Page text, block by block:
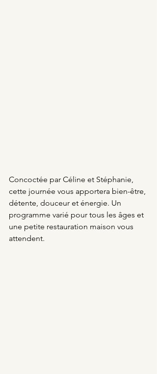
Concoctée par Céline et Stéphanie,
cette journée vous apportera bien-être,
détente, douceur et énergie. Un
programme varié pour tous les âges et
une petite restauration maison vous
attendent.